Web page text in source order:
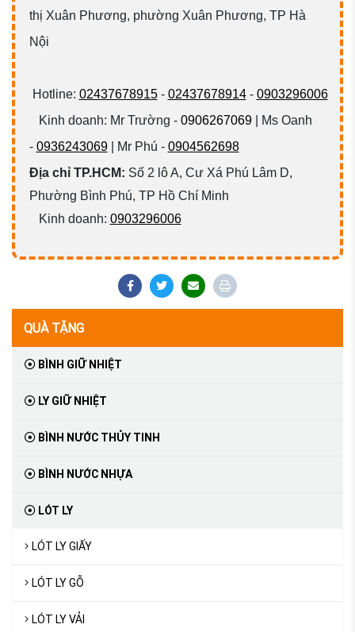
thị Xuân Phương, phường Xuân Phương, TP Hà
Nội
Hotline: 02437678915- 02437678914- 0903296006
Kinh doanh: Mr Trường - 0906267069| Ms Oanh
- 0936243069| Mr Phú - 0904562698
Địa chỉ TP.HCM: Số 2 lô A, Cư Xá Phú Lâm D,
Phường Bình Phú, TP Hồ Chí Minh
Kinh doanh: 0903296006
QUÀ TẶNG
BÌNH GIỮ NHIỆT
LY GIỮ NHIỆT
BÌNH NƯỚC THỦY TINH
BÌNH NƯỚC NHỰA
LÓT LY
LÓT LY GIẤY
LÓT LY GỖ
LÓT LY VẢI